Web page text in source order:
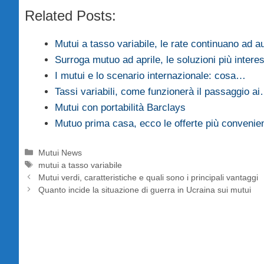
Related Posts:
Mutui a tasso variabile, le rate continuano ad
Surroga mutuo ad aprile, le soluzioni più
I mutui e lo scenario internazionale: cosa…
Tassi variabili, come funzionerà il passaggio
Mutui con portabilità Barclays
Mutuo prima casa, ecco le offerte più
Categorie
Mutui News
Tag
mutui a tasso variabile
Mutui verdi, caratteristiche e quali sono i principali vantaggi
Quanto incide la situazione di guerra in Ucraina sui mutui